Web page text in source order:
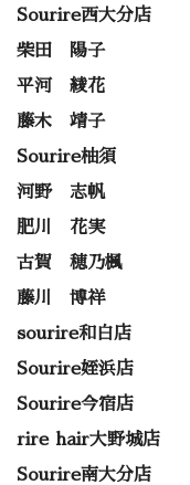
Sourire西大分店
柴田 陽子
平河 綾花
藤木 靖子
Sourire柚須
河野 志帆
肥川 花実
古賀 穂乃楓
藤川 博祥
sourire和白店
Sourire姪浜店
Sourire今宿店
rire hair大野城店
Sourire南大分店